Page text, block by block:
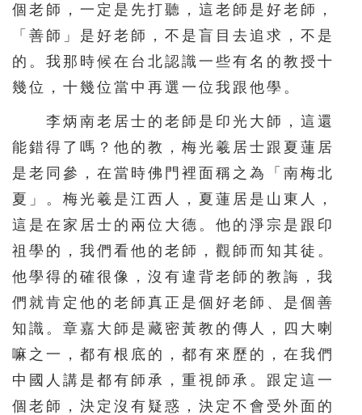
個老師，一定是先打聽，這老師是好老師，
「善師」是好老師，不是盲目去追求，不是
的。我那時候在台北認識一些有名的教授十
幾位，十幾位當中再選一位我跟他學。
李炳南老居士的老師是印光大師，這還
能錯得了嗎？他的教，梅光羲居士跟夏蓮居
是老同參，在當時佛門裡面稱之為「南梅北
夏」。梅光羲是江西人，夏蓮居是山東人，
這是在家居士的兩位大德。他的淨宗是跟印
祖學的，我們看他的老師，觀師而知其徒。
他學得的確很像，沒有違背老師的教誨，我
們就肯定他的老師真正是個好老師、是個善
知識。章嘉大師是藏密黃教的傳人，四大喇
嘛之一，都有根底的，都有來歷的，在我們
中國人講是都有師承，重視師承。跟定這一
個老師，決定沒有疑惑，決定不會受外面的